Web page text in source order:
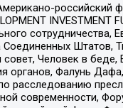
российский
INVESTMENT
сотрудничества,
Штатов,
Человек в беде,
органов, Фалунь
расследованию
современности,